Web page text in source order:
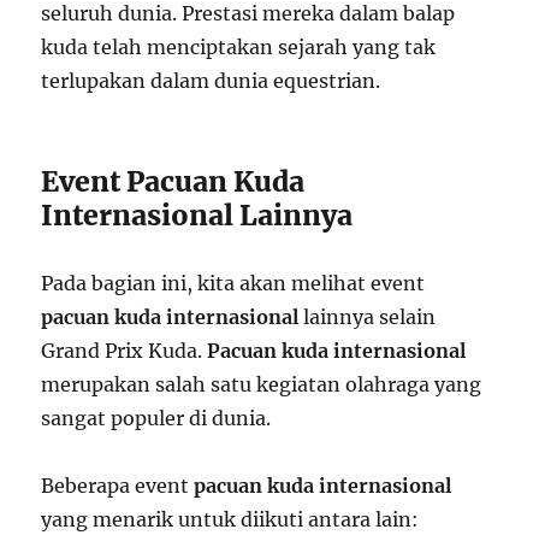
seluruh dunia. Prestasi mereka dalam balap
kuda telah menciptakan sejarah yang tak
terlupakan dalam dunia equestrian.
Event Pacuan Kuda
Internasional Lainnya
Pada bagian ini, kita akan melihat event
pacuan kuda internasional lainnya selain
Grand Prix Kuda.Pacuan kuda internasional
merupakan salah satu kegiatan olahraga yang
sangat populer di dunia.
Beberapa eventpacuan kuda internasional
yang menarik untuk diikuti antara lain: